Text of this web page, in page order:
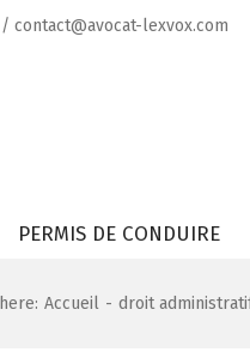
/ contact@avocat-lexvox.com
PERMIS DE CONDUIRE
: Accueil - droit